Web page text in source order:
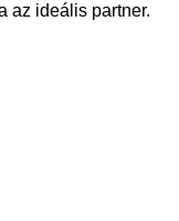
az ideális partner.